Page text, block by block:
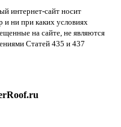
интернет-сайт носит
ни при каких условиях
на сайте, не являются
Статей 435 и 437